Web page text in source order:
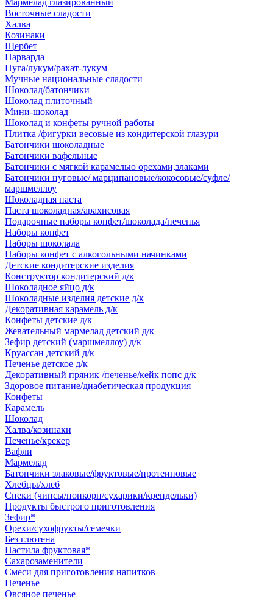
Мармелад глазированный
Восточные сладости
Халва
Козинаки
Щербет
Парварда
Нуга/лукум/рахат-лукум
Мучные национальные сладости
Шоколад/батончики
Шоколад плиточный
Мини-шоколад
Шоколад и конфеты ручной работы
Плитка /фигурки весовые из кондитерской глазури
Батончики шоколадные
Батончики вафельные
Батончики с мягкой карамелью орехами,злаками
Батончики нуговые/ марципановые/кокосовые/суфле/
маршмеллоу
Шоколадная паста
Паста шоколадная/арахисовая
Подарочные наборы конфет/шоколада/печенья
Наборы конфет
Наборы шоколада
Наборы конфет с алкогольными начинками
Детские кондитерские изделия
Конструктор кондитерский д/к
Шоколадное яйцо д/к
Шоколадные изделия детские д/к
Декоративная карамель д/к
Конфеты детские д/к
Жевательный мармелад детский д/к
Зефир детский (маршмеллоу) д/к
Круассан детский д/к
Печенье детское д/к
Декоративный пряник /печенье/кейк попс д/к
Здоровое питание/диабетическая продукция
Конфеты
Карамель
Шоколад
Халва/козинаки
Печенье/крекер
Вафли
Мармелад
Батончики злаковые/фруктовые/протеиновые
Хлебцы/хлеб
Снеки (чипсы/попкорн/сухарики/крендельки)
Продукты быстрого приготовления
Зефир*
Орехи/сухофрукты/семечки
Без глютена
Пастила фруктовая*
Сахарозаменители
Смеси для приготовления напитков
Печенье
Овсяное печенье